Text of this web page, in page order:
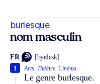
burlesque
nom masculin
FR [byʀlɛsk]
Arts. Théâtre. Cinéma.
Le genre burlesque.
1